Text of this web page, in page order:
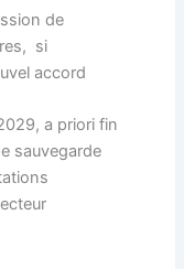
de
si
accord
a priori fin
sauvegarde